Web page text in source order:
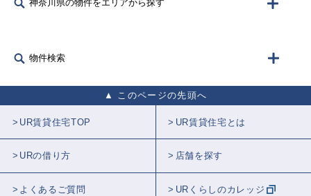
神奈川県の物件をエリアから探す
物件検索
このページの先頭へ
UR賃貸住宅TOP UR賃貸住宅とは
URの借り方 店舗を探す
よくあるご質問 URくらしのカレッジ